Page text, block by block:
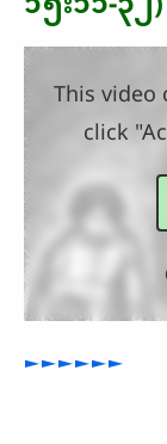
This video
click
►►►►►►